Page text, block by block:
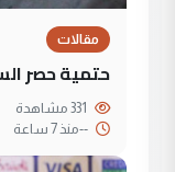
مقالات
حتمية حصر
--منذ 7 ساعة